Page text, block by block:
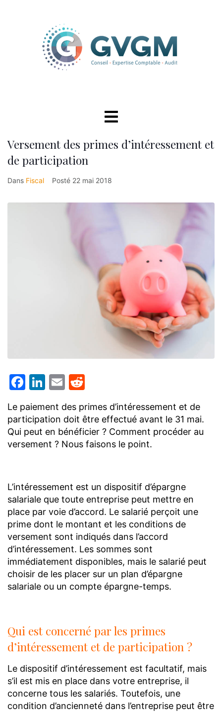
Versement des primes d’intéressement et
de participation
Dans Fiscal Posté 22 mai 2018
Facebook
LinkedIn
Email
Le paiement des primes d’intéressement et de
participation doit être effectué avant le 31 mai.
Qui peut en bénéficier ? Comment procéder au
versement ? Nous faisons le point.
L’intéressement est un dispositif d’épargne
salariale que toute entreprise peut mettre en
place par voie d’accord. Le salarié perçoit une
prime dont le montant et les conditions de
versement sont indiqués dans l’accord
d’intéressement. Les sommes sont
immédiatement disponibles, mais le salarié peut
choisir de les placer sur un plan d’épargne
salariale ou un compte épargne-temps.
Qui est concerné par les primes
d’intéressement et de participation ?
Le dispositif d’intéressement est facultatif, mais
s’il est mis en place dans votre entreprise, il
concerne tous les salariés. Toutefois, une
condition d’ancienneté dans l’entreprise peut être